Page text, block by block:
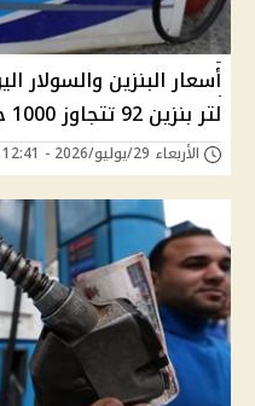
لتر بنزين 92 تتجاوز 1000 جنيه
الأربعاء 29/يوليو/2026 - 12:41 ص